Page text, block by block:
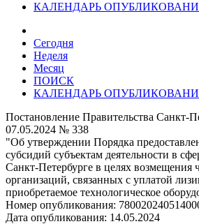
КАЛЕНДАРЬ
Сегодня
Неделя
Месяц
ПОИСК
КАЛЕНДАРЬ
Постановление Правительства Санкт-
07.05.2024 № 338
"Об утверждении Порядка
субсидий субъектам деятельности в
Санкт-Петербурге в целях возмещения
организаций, связанных с уплатой
приобретаемое технологическое
Номер опубликования:
Дата опубликования: 14.05.2024